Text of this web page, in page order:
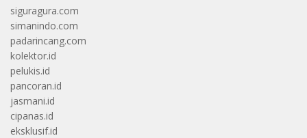
siguragura.com
simanindo.com
padarincang.com
kolektor.id
pelukis.id
pancoran.id
jasmani.id
cipanas.id
eksklusif.id